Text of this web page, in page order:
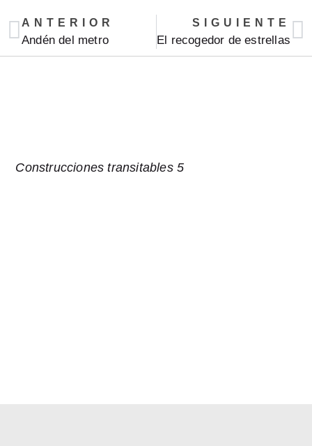
Construcciones transitables 5
ANTERIOR
Andén del metro
SIGUIENTE
El recogedor de estrellas